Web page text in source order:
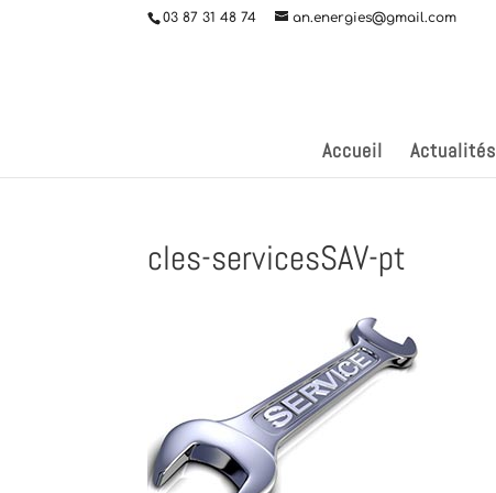
03 87 31 48 74 an.energies@gmail.com
Accueil Actualités
cles-servicesSAV-pt